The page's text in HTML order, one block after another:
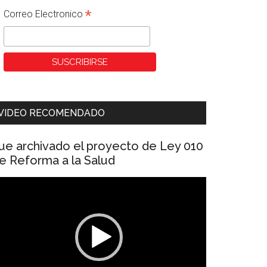
Correo Electronico *
RECOMENDADO
archivado el proyecto de Ley 010
Reforma a la Salud